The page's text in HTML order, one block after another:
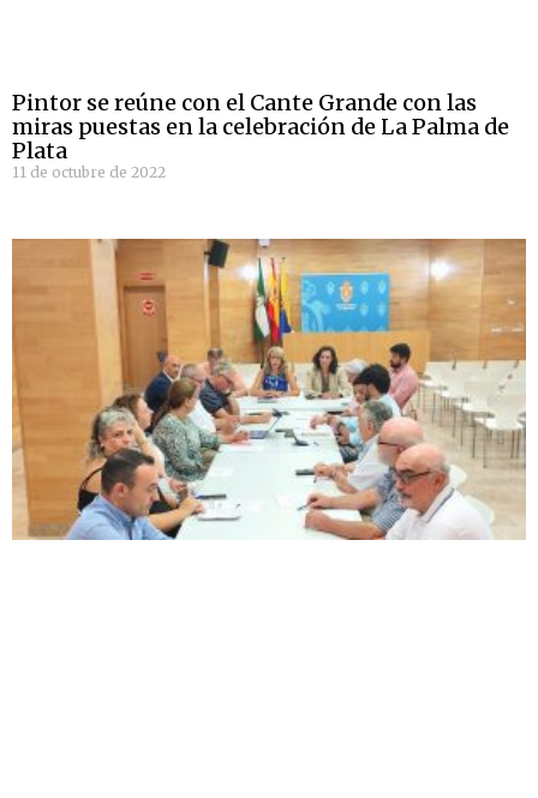
Pintor se reúne con el Cante Grande con las
miras puestas en la celebración de La Palma de
Plata
11 de octubre de 2022